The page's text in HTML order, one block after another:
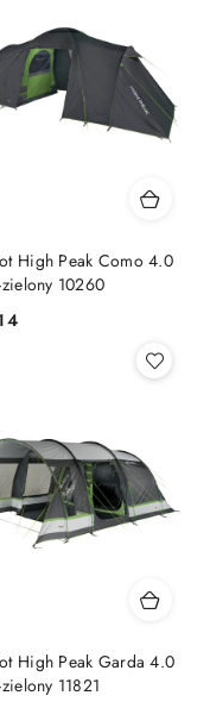
High Peak Como 4.0
10260
High Peak Garda 4.0
11821